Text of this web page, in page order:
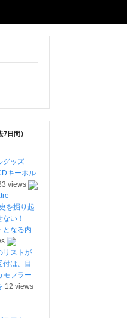
日間）
グッズ
キーホル
views
を掘り起
ない！
となる内
リストが
付は、目
モフラー
12 views